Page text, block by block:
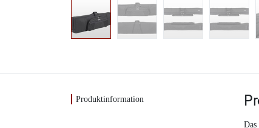
Produktinformation
Das